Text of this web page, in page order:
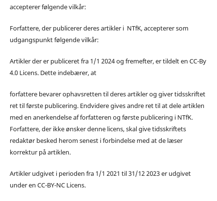
accepterer følgende vilkår:
Forfattere, der publicerer deres artikler i NTfK, accepterer som
udgangspunkt følgende vilkår:
Artikler der er publiceret fra 1/1 2024 og fremefter, er tildelt en CC-By
4.0 Licens. Dette indebærer, at
forfattere bevarer ophavsretten til deres artikler og giver tidsskriftet
ret til første publicering. Endvidere gives andre ret til at dele artiklen
med en anerkendelse af forfatteren og første publicering i NTfK.
Forfattere, der ikke ønsker denne licens, skal give tidsskriftets
redaktør besked herom senest i forbindelse med at de læser
korrektur på artiklen.
Artikler udgivet i perioden fra 1/1 2021 til 31/12 2023 er udgivet
under en CC-BY-NC Licens.